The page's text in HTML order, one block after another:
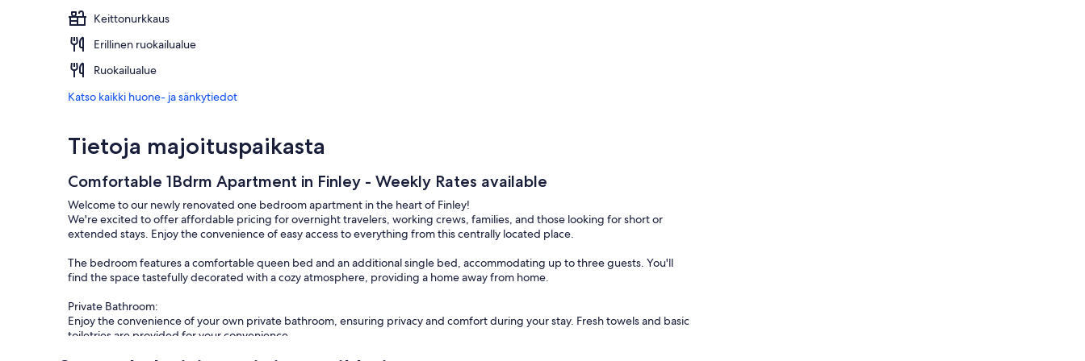
Keittonurkkaus
Erillinen ruokailualue
Ruokailualue
Katso kaikki huone- ja sänkytiedot
Tietoja majoituspaikasta
Comfortable 1Bdrm Apartment in Finley - Weekly Rates available
Welcome to our newly renovated one bedroom apartment in the heart of Finley!
We're excited to offer affordable pricing for overnight travelers, working crews, families, and those looking for short or
extended stays. Enjoy the convenience of easy access to everything from this centrally located place.
The bedroom features a comfortable queen bed and an additional single bed, accommodating up to three guests. You'll
find the space tastefully decorated with a cozy atmosphere, providing a home away from home.
Private Bathroom:
Enjoy the convenience of your own private bathroom, ensuring privacy and comfort during your stay. Fresh towels and basic
toiletries are provided for your convenience.